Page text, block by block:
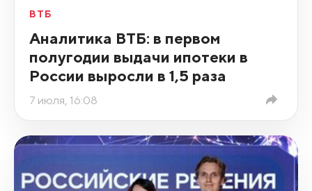
ВТБ
Аналитика ВТБ: в первом
полугодии выдачи ипотеки в
России выросли в 1,5 раза
7 июля, 16:08